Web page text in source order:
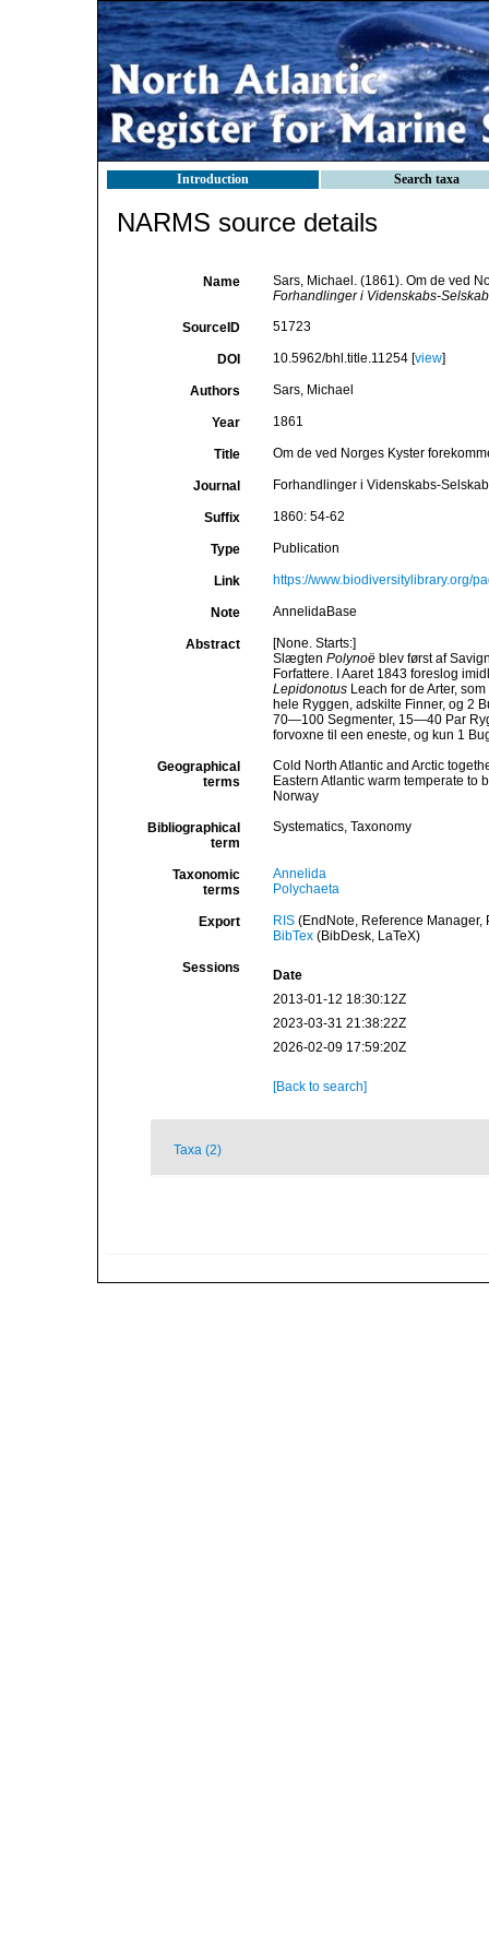
Introduction Search taxa
NARMS source details
Name
Sars, Michael. (1861). Om de ved
Forhandlinger i Videnskabs-
SourceID 51723
DOI 10.5962/bhl.title.11254 [view]
Authors Sars, Michael
Year 1861
Title Om de ved Norges Kyster
Journal Forhandlinger i Videnskabs-
Suffix 1860: 54-62
Type Publication
Link https://www.biodiversitylibrary.org/
Note AnnelidaBase
Abstract
[None. Starts:]
Slægten Polynoëblev først af
Forfattere. I Aaret 1843 foreslog
LepidonotusLeach for de Arter,
hele Ryggen, adskilte Finner, og 2
70—100 Segmenter, 15—40 Par
forvoxne til een eneste, og kun 1
Geographical
terms
Cold North Atlantic and Arctic
Eastern Atlantic warm temperate to
Norway
Bibliographical
term
Systematics, Taxonomy
Taxonomic
terms
Annelida
Polychaeta
Export RIS(EndNote, Reference Manager,
BibTex(BibDesk, LaTeX)
Sessions
Date
2013-01-12 18:30:12Z
2023-03-31 21:38:22Z
2026-02-09 17:59:20Z
[Back to search]
Taxa (2)